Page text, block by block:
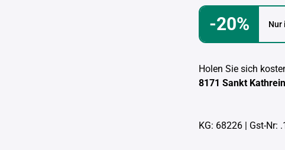
-20% Nur
Holen Sie sich
8171 Sankt
KG: 68226 | Gst-Nr: